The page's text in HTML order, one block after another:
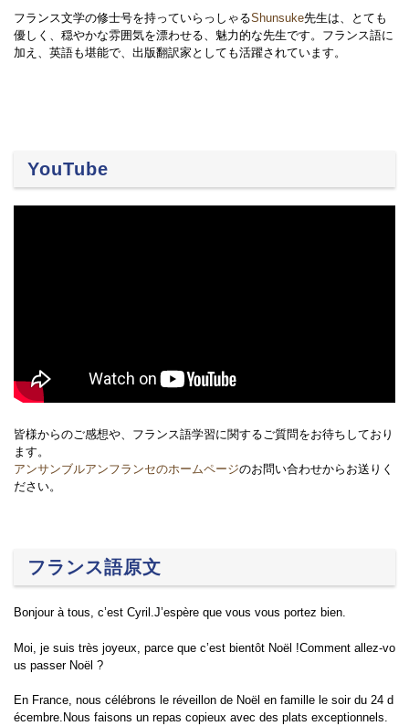
フランス文学の修士号を持っていらっしゃるShunsuke先生は、とても
優しく、穏やかな雰囲気を漂わせる、魅力的な先生です。フランス語に
加え、英語も堪能で、出版翻訳家としても活躍されています。
YouTube
皆様からのご感想や、フランス語学習に関するご質問をお待ちしており
ます。
アンサンブルアンフランセのホームページのお問い合わせからお送りく
ださい。
フランス語原文
Bonjour à tous, c’est Cyril.J’espère que vous vous portez bien.
Moi, je suis très joyeux, parce que c’est bientôt Noël !Comment allez-vo
us passer Noël ?
En France, nous célébrons le réveillon de Noël en famille le soir du 24 d
écembre.Nous faisons un repas copieux avec des plats exceptionnels.